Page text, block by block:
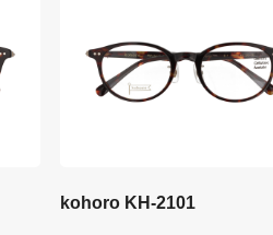
kohoro KH-2101